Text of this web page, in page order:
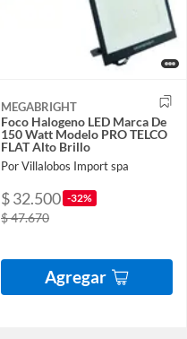
MEGABRIGHT
Foco Halogeno LED Marca De
150 Watt Modelo PRO TELCO
FLAT Alto Brillo
Por Villalobos Import spa
$ 32.500 -32%
$ 47.670
Agregar